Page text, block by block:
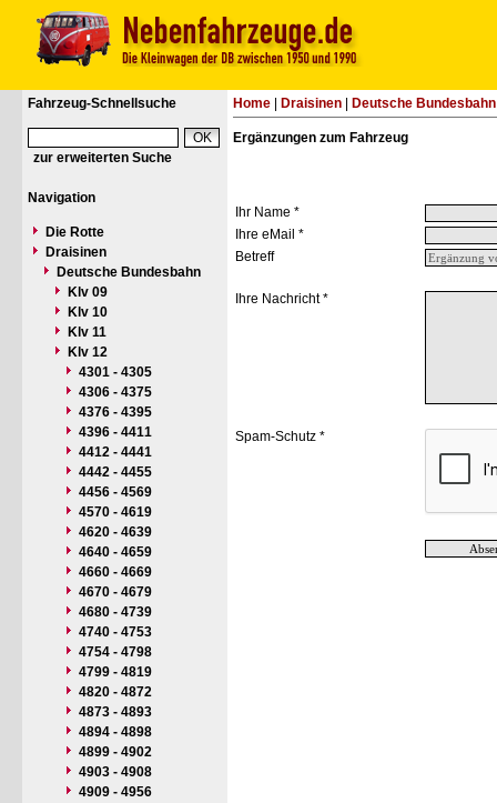
Fahrzeug-Schnellsuche
zur erweiterten Suche
Navigation
Die Rotte
Draisinen
Deutsche Bundesbahn
Klv 09
Klv 10
Klv 11
Klv 12
4301 - 4305
4306 - 4375
4376 - 4395
4396 - 4411
4412 - 4441
4442 - 4455
4456 - 4569
4570 - 4619
4620 - 4639
4640 - 4659
4660 - 4669
4670 - 4679
4680 - 4739
4740 - 4753
4754 - 4798
4799 - 4819
4820 - 4872
4873 - 4893
4894 - 4898
4899 - 4902
4903 - 4908
4909 - 4956
Home Draisinen Deutsche Bundesbahn
Ergänzungen zum Fahrzeug
Ihr Name *
Ihre eMail *
Betreff
Ihre Nachricht *
Spam-Schutz *